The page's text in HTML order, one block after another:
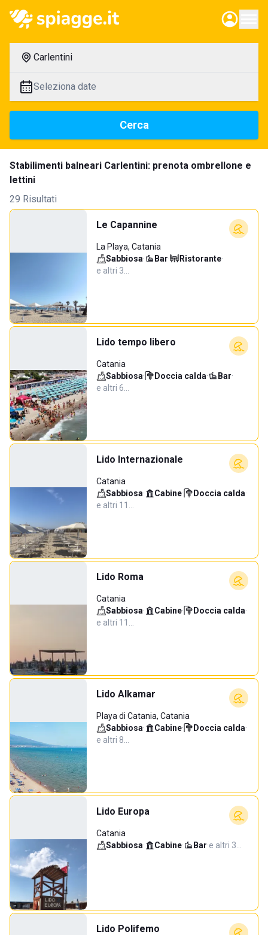
Carlentini
Seleziona date
Cerca
Stabilimenti balneari Carlentini: prenota ombrellone e
lettini
29 Risultati
Le Capannine
La Playa, Catania
Sabbiosa· Bar· Ristorante·
e altri 3…
Lido tempo libero
Catania
Sabbiosa· Doccia calda· Bar·
e altri 6…
Lido Internazionale
Catania
Sabbiosa· Cabine· Doccia calda·
e altri 11…
Lido Roma
Catania
Sabbiosa· Cabine· Doccia calda·
e altri 11…
Lido Alkamar
Playa di Catania, Catania
Sabbiosa· Cabine· Doccia calda·
e altri 8…
Lido Europa
Catania
Sabbiosa· Cabine· Bar·e altri 3…
Lido Polifemo